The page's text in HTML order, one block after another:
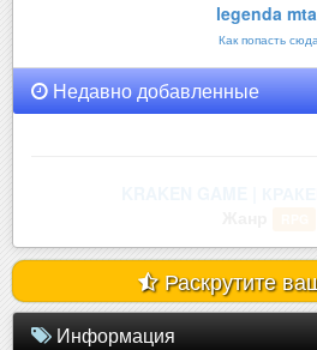
legenda
Как попасть
Недавно добавленные
Раскрутите
Информация